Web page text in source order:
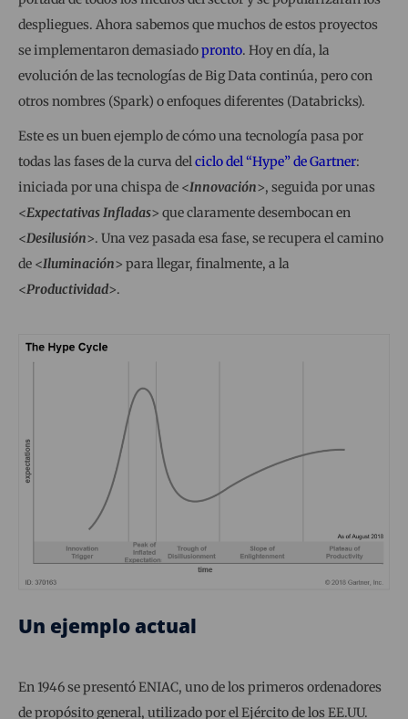
despliegues. Ahora sabemos que muchos de estos proyectos
se implementaron demasiadopronto. Hoy en día, la
evolución de las tecnologías de Big Data continúa, pero con
otros nombres (Spark) o enfoques diferentes (Databricks).
Este es un buen ejemplo de cómo una tecnología pasa por
todas las fases de la curva delciclo del “Hype” de Gartner:
iniciada por una chispa de <Innovación>, seguida por unas
<Expectativas Infladas> que claramente desembocan en
<Desilusión>. Una vez pasada esa fase, se recupera el camino
de <Iluminación> para llegar, finalmente, a la
<Productividad>.
Un ejemplo actual
En 1946 se presentó ENIAC, uno de los primeros ordenadores
de propósito general, utilizado por el Ejército de los EE.UU.